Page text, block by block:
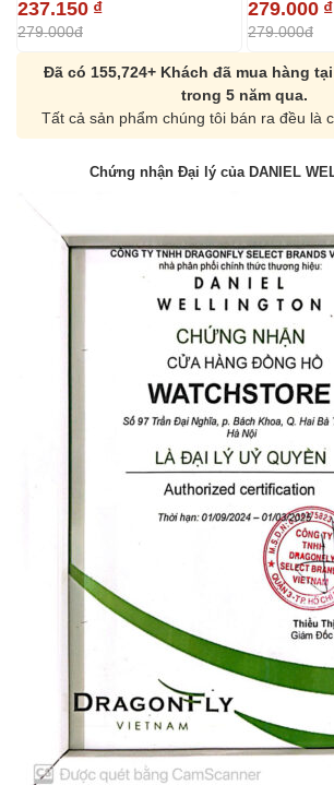
237.150 ₫
279.000đ
279.000 ₫
279.000đ
Đã có 155,724+ Khách đã mua hàng
trong 5 năm qua.
Tất cả sản phẩm chúng tôi bán ra đều là
Chứng nhận Đại lý của DANIEL